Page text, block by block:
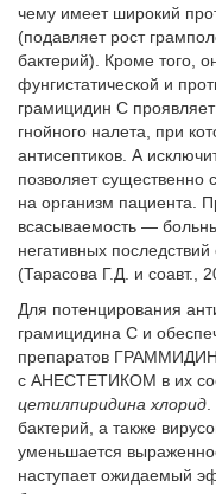
чему имеет широкий
(подавляет рост
бактерий). Кроме того,
фунгистатической и
грамицидин С
гнойного налета, при
антисептиков. А
позволяет существенно
на организм пациента.
всасываемость —
негативных
(Тарасова Г.Д. и соавт.,
Для потенцирования
грамицидина С и
препаратов ГРАММИДИН
с АНЕСТЕТИКОМ в их
цетилпиридина хлорид
бактерий, а также
уменьшается
наступает ожидаемый